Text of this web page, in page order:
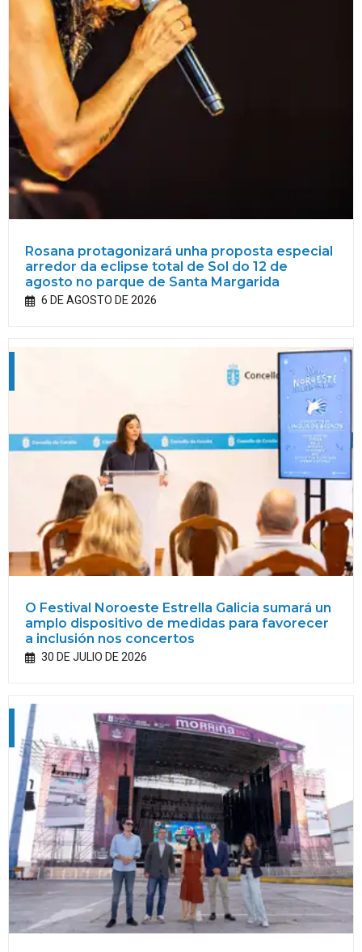
Rosana protagonizará unha proposta especial
arredor da eclipse total de Sol do 12 de
agosto no parque de Santa Margarida
6 DE AGOSTO DE 2026
O Festival Noroeste Estrella Galicia sumará un
amplo dispositivo de medidas para favorecer
a inclusión nos concertos
30 DE JULIO DE 2026